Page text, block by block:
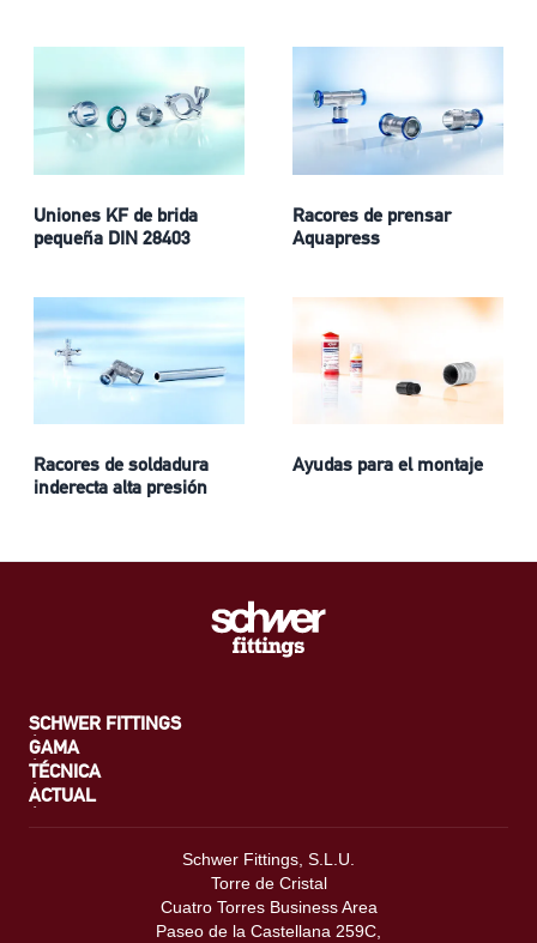
Uniones KF de brida
pequeña DIN 28403
Racores de prensar
Aquapress
Racores de soldadura
inderecta alta presión
Ayudas para el montaje
SCHWER FITTINGS
GAMA
TÉCNICA
ACTUAL
Schwer Fittings, S.L.U.
Torre de Cristal
Cuatro Torres Business Area
Paseo de la Castellana 259C,